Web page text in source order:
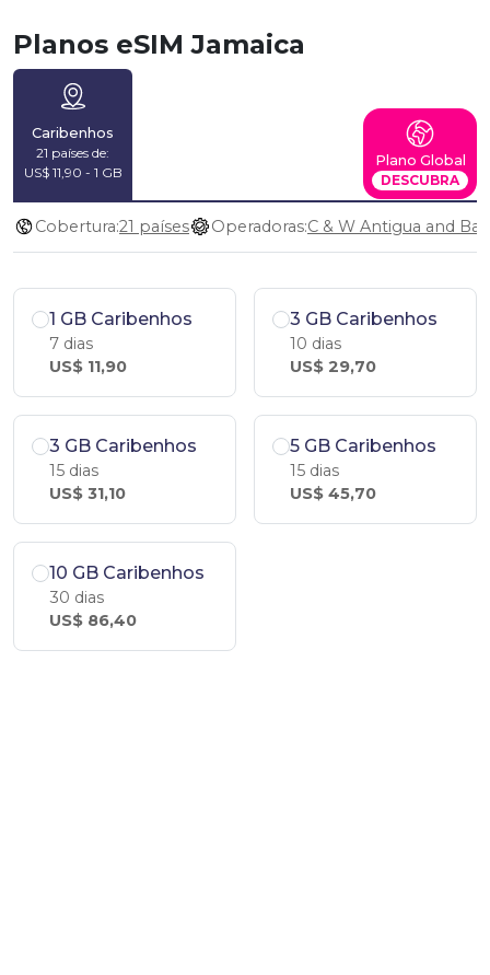
Planos eSIM Jamaica
Caribenhos
21 países de:
US$ 11,90 - 1 GB
Plano Global
DESCUBRA
Cobertura:21 países Operadoras:
1 GB Caribenhos
7 dias
US$ 11,90
3 GB Caribenhos
10 dias
US$ 29,70
3 GB Caribenhos
15 dias
US$ 31,10
5 GB Caribenhos
15 dias
US$ 45,70
10 GB Caribenhos
30 dias
US$ 86,40